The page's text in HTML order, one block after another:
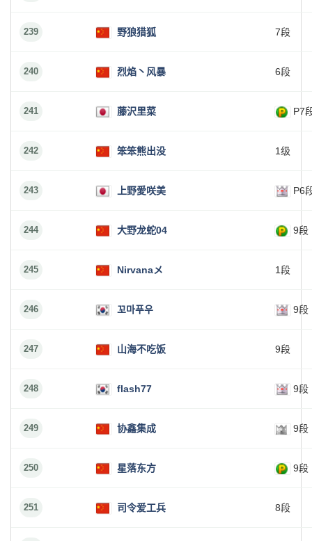
239 野狼猎狐 7段
240 烈焰丶风暴 6段
241 藤沢里菜 P7
242 笨笨熊出没 1级
243 上野愛咲美 P6
244 大野龙蛇04 9段
245 Nirvanaメ 1段
246 꼬마푸우 9段
247 山海不吃饭 9段
248 flash77 9段
249 协鑫集成 9段
250 星落东方 9段
251 司令爱工兵 8段